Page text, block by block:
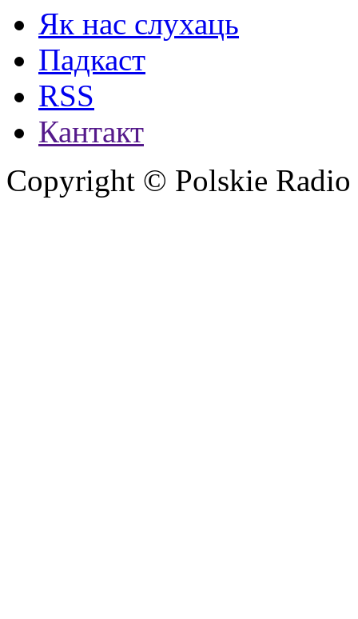
Як нас слухаць
Падкаст
RSS
Кантакт
Copyright © Polskie